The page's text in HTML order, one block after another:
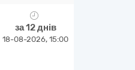
за 12 днів
18-08-2026, 15:00